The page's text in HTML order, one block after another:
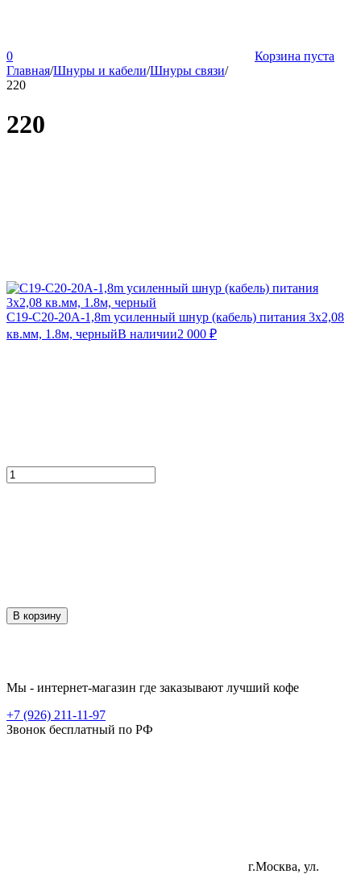
0
Корзина пуста
Главная/Шнуры и кабели/Шнуры связи/
220
220
C19-C20-20А-1,8m усиленный шнур (кабель) питания 3х2,08
кв.мм, 1.8м, черныйВ наличии2 000 ₽
В корзину
Мы - интернет-магазин где заказывают лучший кофе
+7 (926) 211-11-97
Звонок бесплатный по РФ
г.Москва, ул.